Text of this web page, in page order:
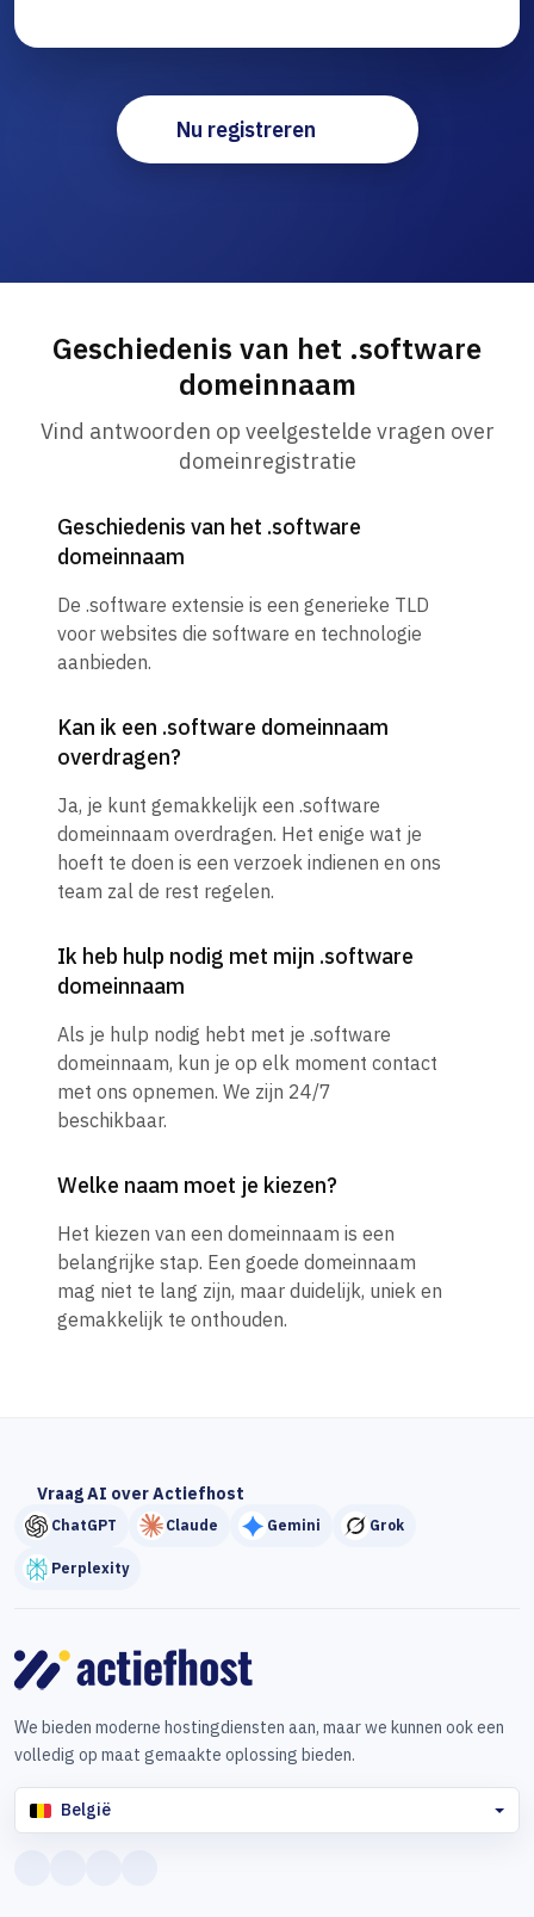
Nu registreren
Geschiedenis van het .software
domeinnaam
Vind antwoorden op veelgestelde vragen over
domeinregistratie
Geschiedenis van het .software
domeinnaam
De .software extensie is een generieke TLD
voor websites die software en technologie
aanbieden.
Kan ik een .software domeinnaam
overdragen?
Ja, je kunt gemakkelijk een .software
domeinnaam overdragen. Het enige wat je
hoeft te doen is een verzoek indienen en ons
team zal de rest regelen.
Ik heb hulp nodig met mijn .software
domeinnaam
Als je hulp nodig hebt met je .software
domeinnaam, kun je op elk moment contact
met ons opnemen. We zijn 24/7
beschikbaar.
Welke naam moet je kiezen?
Het kiezen van een domeinnaam is een
belangrijke stap. Een goede domeinnaam
mag niet te lang zijn, maar duidelijk, uniek en
gemakkelijk te onthouden.
Vraag AI over Actiefhost
ChatGPT Claude Gemini Grok
Perplexity
We bieden moderne hostingdiensten aan, maar we kunnen ook een
volledig op maat gemaakte oplossing bieden.
België